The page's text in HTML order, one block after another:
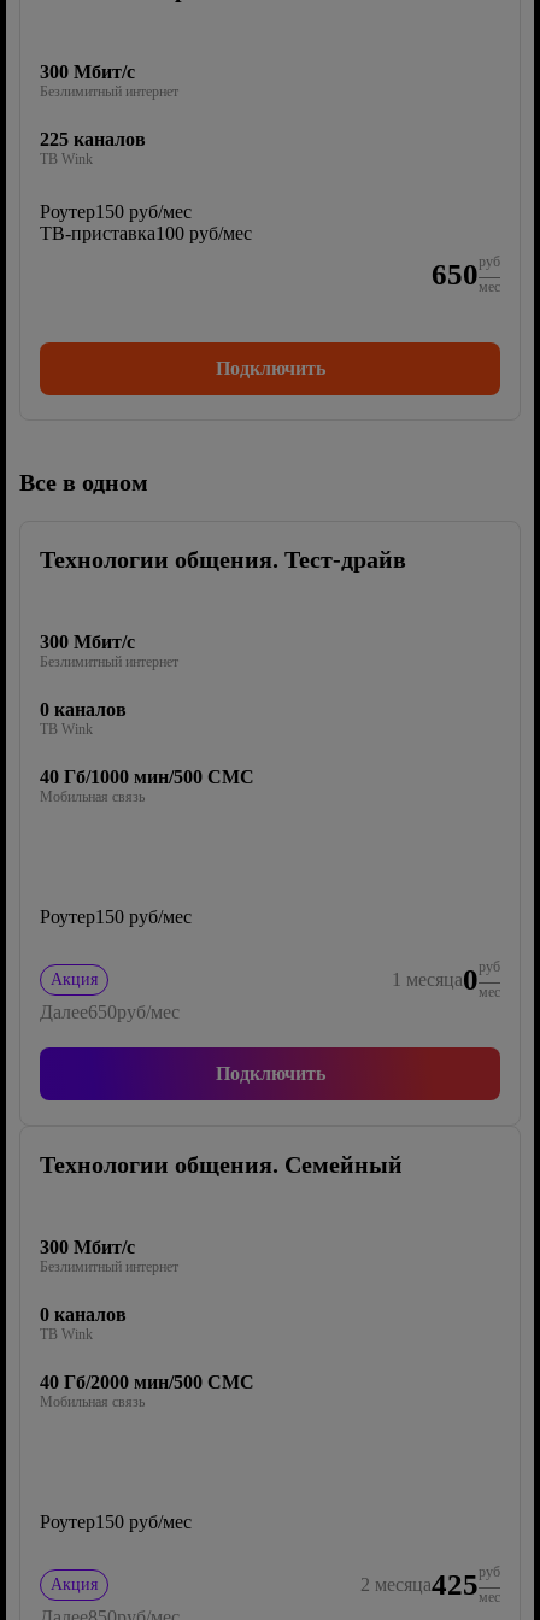
300 Мбит/с
Безлимитный интернет
225 каналов
ТВ Wink
Роутер150 руб/мес
ТВ-приставка100 руб/мес
650руб
мес
Подключить
Все в одном
Технологии общения. Тест-драйв
300 Мбит/с
Безлимитный интернет
0 каналов
ТВ Wink
40 Гб/1000 мин/500 СМС
Мобильная связь
Роутер150 руб/мес
Акция 1 месяца0руб
мес
Далее650руб/мес
Подключить
Технологии общения. Семейный
300 Мбит/с
Безлимитный интернет
0 каналов
ТВ Wink
40 Гб/2000 мин/500 СМС
Мобильная связь
Роутер150 руб/мес
Акция 2 месяца425руб
мес